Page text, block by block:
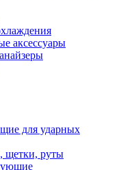
аксессуары
для ударных
щетки, руты